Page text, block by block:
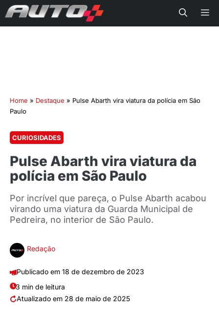
Home » Destaque » Pulse Abarth vira viatura da polícia em São
Paulo
CURIOSIDADES
Pulse Abarth vira viatura da
polícia em São Paulo
Por incrível que pareça, o Pulse Abarth acabou
virando uma viatura da Guarda Municipal de
Pedreira, no interior de São Paulo.
Redação
18 de dezembro de 2023
3 min de leitura
28 de maio de 2025